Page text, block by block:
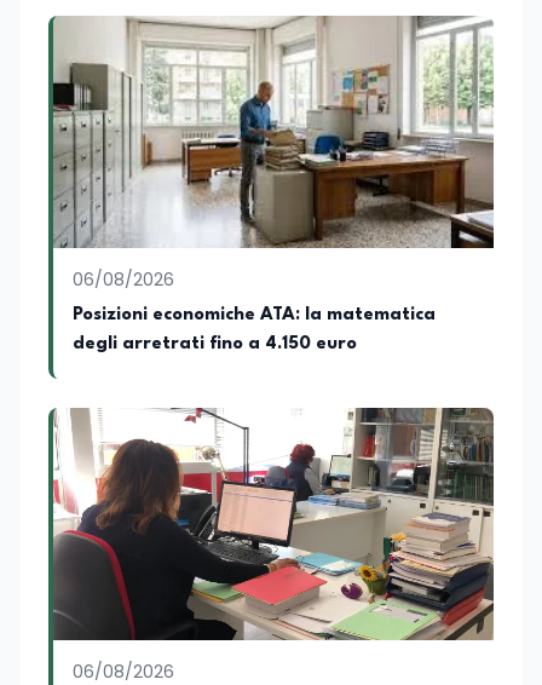
accademica multidisciplinare: ha
conseguito la Laurea in Economia e
Commercio (quadriennale, Vecchio
Ordinamento), la Laurea Magistrale in
Relazioni Internazionali (LM-52) con la
votazione di 110/110 e lode, e la Laurea
Magistrale in Scienze Geografiche (LM-
80). Un trittico di competenze che gli
consente di leggere i fenomeni
contemporanei con una prospettiva che
abbraccia le dinamiche economiche, le
relazioni tra Stati e le dimensioni spaziali
e territoriali della società. Nel corso della
significativa esperienza nella
testate della carta stampata. Questa
esperienza sul campo gli ha conferito
una padronanza trasversale dei linguaggi
mediatici, dalla televisione al digitale.
Attualmente ricopre il ruolo di Direttore
Responsabile di EduNews24.it, testata
giornalistica online dedicata al mondo
dell'istruzione, della formazione e delle
politiche educative italiane ed europee,
dove cura la linea editoriale e
supervisiona la produzione di contenuti
06/08/2026
Posizioni economiche ATA: la matematica
degli arretrati fino a 4.150 euro
06/08/2026